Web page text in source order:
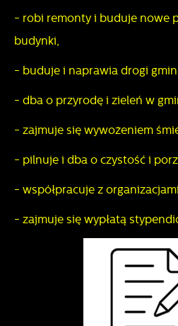
- robi remonty i buduje nowe
budynki,
- buduje i naprawia drogi
- dba o przyrodę i zieleń w
- zajmuje się wywożeniem
- pilnuje i dba o czystość i
- współpracuje z
- zajmuje się wypłatą